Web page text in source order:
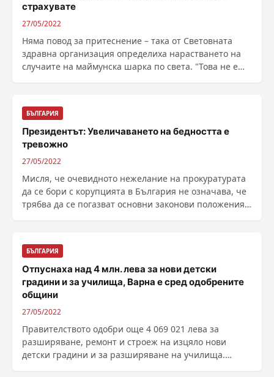
страхувате
27/05/2022
Няма повод за притеснение – така от Световната
здравна организация определиха нарастването на
случаите на маймунска шарка по света. "Това не е
БЪЛГАРИЯ
Президентът: Увеличаването на бедността е
тревожно
27/05/2022
Мисля, че очевидното нежелание на прокуратурата
да се бори с корупцията в България не означава, че
трябва да се погазват основни законови положения
БЪЛГАРИЯ
Отпуснаха над 4 млн. лева за нови детски
градини и за училища, Варна е сред одобрените
общини
27/05/2022
Правителството одобри още 4 069 021 лева за
разширяване, ремонт и строеж на изцяло нови
детски градини и за разширяване на училища.